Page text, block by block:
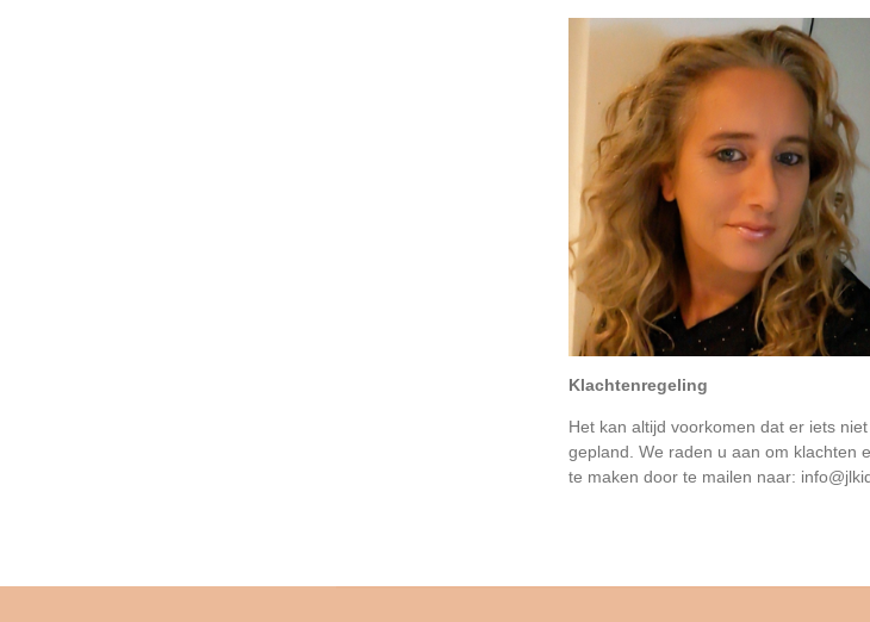
Klachtenregeling
Het kan altijd voorkomen dat er iets
gepland. We raden u aan om klachten
te maken door te mailen naar: